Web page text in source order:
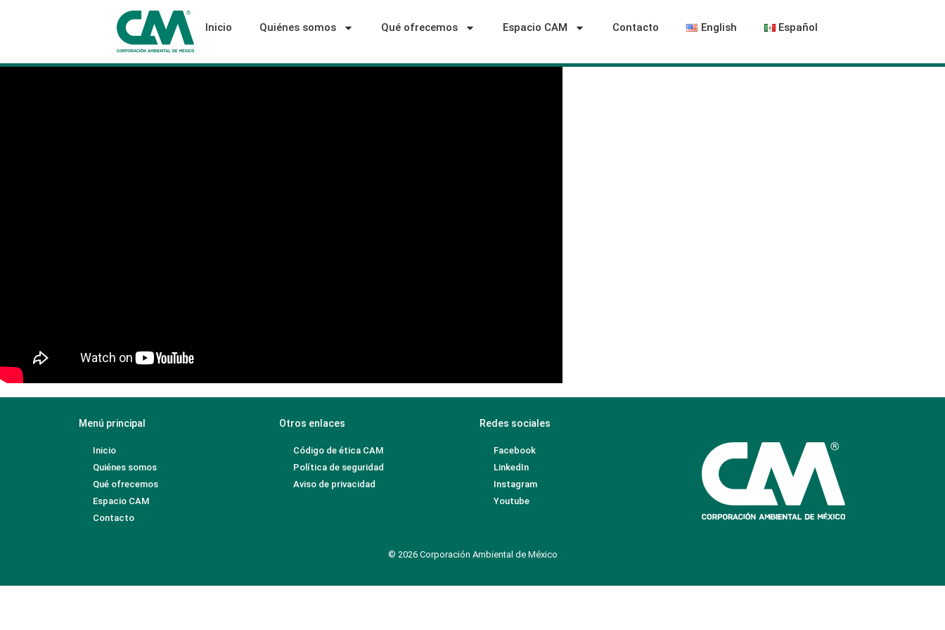
Inicio Quiénes somos Qué ofrecemos Espacio CAM Contacto English Español
Menú principal Otros enlaces Redes sociales
Inicio
Quiénes somos
Qué ofrecemos
Espacio CAM
Contacto
Código de ética CAM
Política de seguridad
Aviso de privacidad
Facebook
LinkedIn
Instagram
Youtube
© 2026 Corporación Ambiental de México